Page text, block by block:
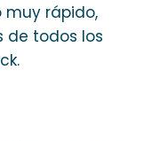
rápido,
de todos los